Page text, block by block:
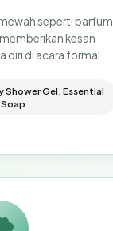
seperti parfum,
kesan
diri di acara formal.
Shower Gel, Essential